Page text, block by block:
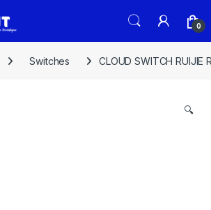
0
Switches CLOUD SWITCH RUIJIE
🔍